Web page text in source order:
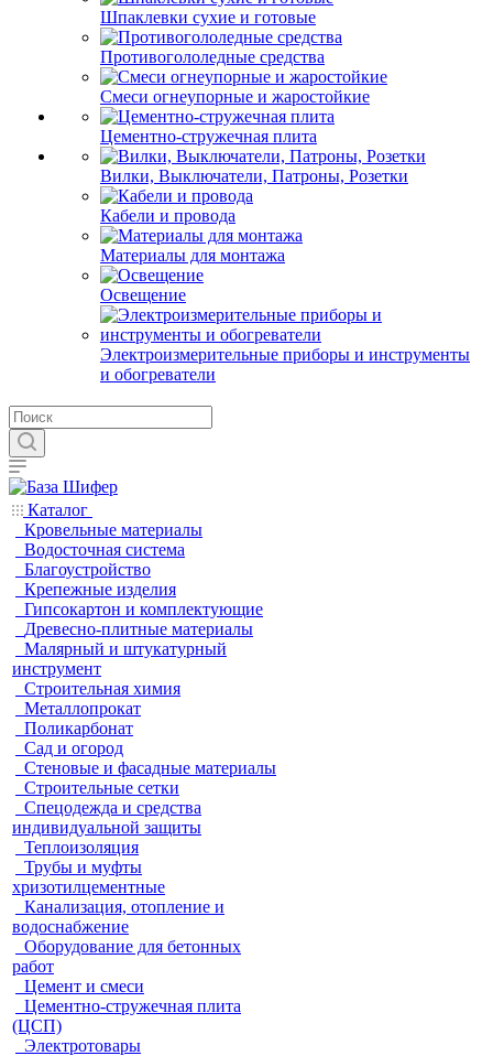
Шпаклевки сухие и готовые
Противогололедные средства
Смеси огнеупорные и жаростойкие
Цементно-стружечная плита
Вилки, Выключатели, Патроны, Розетки
Кабели и провода
Материалы для монтажа
Освещение
Электроизмерительные приборы и инструменты
и обогреватели
Каталог
Кровельные материалы
Водосточная система
Благоустройство
Крепежные изделия
Гипсокартон и комплектующие
Древесно-плитные материалы
Малярный и штукатурный
инструмент
Строительная химия
Металлопрокат
Поликарбонат
Сад и огород
Стеновые и фасадные материалы
Строительные сетки
Спецодежда и средства
индивидуальной защиты
Теплоизоляция
Трубы и муфты
хризотилцементные
Канализация, отопление и
водоснабжение
Оборудование для бетонных
работ
Цемент и смеси
Цементно-стружечная плита
(ЦСП)
Электротовары